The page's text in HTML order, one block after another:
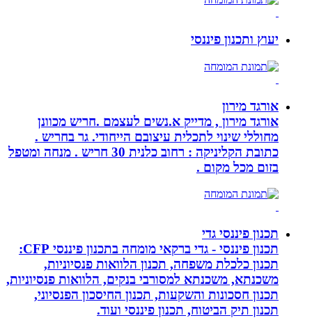
יעוץ ותכנון פיננסי
אורגד מירון
אורגד מירון , מדייק א.נשים לעצמם .חריש מכוונן
מחוללי שינוי לתכלית עיצובם הייחודי. גר בחריש .
כתובת הקליניקה : רחוב כלנית 30 חריש . מנחה ומטפל
בזום מכל מקום .
תכנון פיננסי גדי
תכנון פיננסי - גדי ברקאי מומחה בתכנון פיננסי CFP:
תכנון כלכלת משפחה, תכנון הלוואות פנסיוניות,
משכנתא, משכנתא למסורבי בנקים, הלוואות פנסיוניות,
תכנון חסכונות והשקעות, תכנון החיסכון הפנסיוני,
תכנון תיק הביטוח, תכנון פיננסי ועוד.